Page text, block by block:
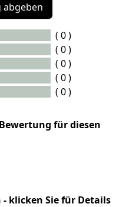
abgeben
( 0 )
( 0 )
( 0 )
( 0 )
( 0 )
für diesen
klicken Sie für Details